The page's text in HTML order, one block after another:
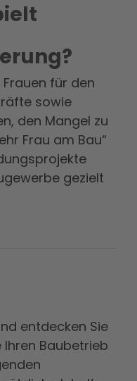
für den
sowie
den Mangel zu
Frau am Bau“
gezielt
entdecken Sie
Ihren Baubetrieb